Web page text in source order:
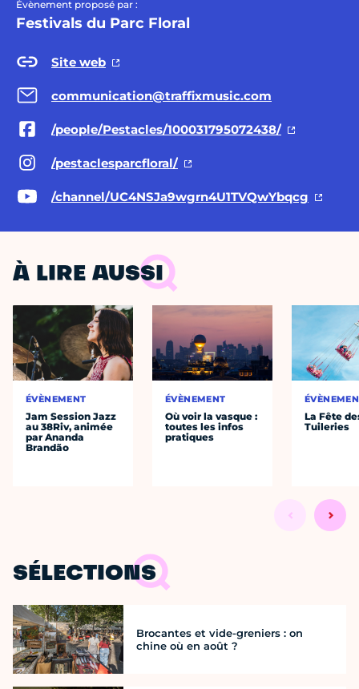
Évènement proposé par :
Festivals du Parc Floral
Site web
communication@traffixmusic.com
/people/Pestacles/100031795072438/
/pestaclesparcfloral/
/channel/UC4NSJa9wgrn4U1TVQwYbqcg
À LIRE AUSSI
ÉVÈNEMENT
Jam Session Jazz
au 38Riv, animée
par Ananda
Brandão
ÉVÈNEMENT
Où voir la vasque :
toutes les infos
pratiques
La Fête
Tuileries
SÉLECTIONS
Brocantes et vide-greniers : on
chine où en août ?